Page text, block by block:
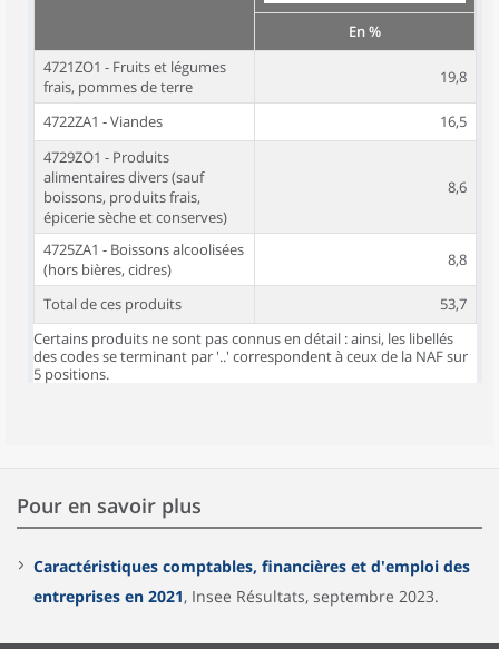
En %
4721ZO1 - Fruits et légumes
frais, pommes de terre
19,8
4722ZA1 - Viandes
16,5
4729ZO1 - Produits
alimentaires divers (sauf
boissons, produits frais,
épicerie sèche et conserves)
8,6
4725ZA1 - Boissons alcoolisées
(hors bières, cidres)
8,8
Total de ces produits
53,7
Certains produits ne sont pas connus en détail : ainsi, les libellés
des codes se terminant par '..' correspondent à ceux de la NAF sur
5 positions.
Pour en savoir plus
Caractéristiques comptables, financières et d'emploi des
entreprises en 2021, Insee Résultats, septembre 2023.